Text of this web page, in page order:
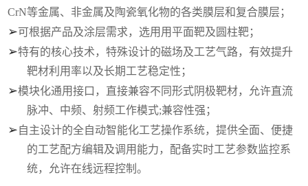
CrN等金属、非金属及陶瓷氧化物的各类膜层和复合膜层；
➢可根据产品及涂层需求，选用用平面靶及圆柱靶；
➢特有的核心技术，特殊设计的磁场及工艺气路，有效提升
靶材利用率以及长期工艺稳定性；
➢模块化通用接口，直接兼容不同形式阴极靶材，允许直流
脉冲、中频、射频工作模式;兼容性强；
➢自主设计的全自动智能化工艺操作系统，提供全面、便捷
的工艺配方编辑及调用能力，配备实时工艺参数监控系
统，允许在线远程控制。